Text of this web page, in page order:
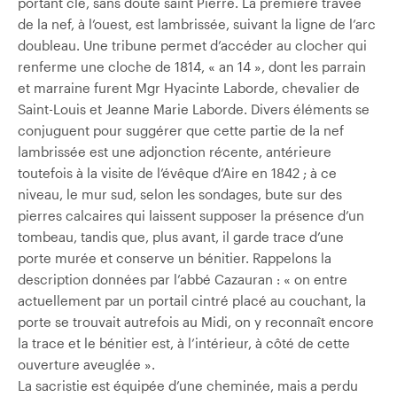
de la nef, à l’ouest, est lambrissée, suivant la ligne de l’arc
doubleau. Une tribune permet d’accéder au clocher qui
renferme une cloche de 1814, « an 14 », dont les parrain
et marraine furent Mgr Hyacinte Laborde, chevalier de
Saint-Louis et Jeanne Marie Laborde. Divers éléments se
conjuguent pour suggérer que cette partie de la nef
lambrissée est une adjonction récente, antérieure
toutefois à la visite de l’évêque d’Aire en 1842 ; à ce
niveau, le mur sud, selon les sondages, bute sur des
pierres calcaires qui laissent supposer la présence d’un
tombeau, tandis que, plus avant, il garde trace d’une
porte murée et conserve un bénitier. Rappelons la
description données par l’abbé Cazauran : « on entre
actuellement par un portail cintré placé au couchant, la
porte se trouvait autrefois au Midi, on y reconnaît encore
la trace et le bénitier est, à l’intérieur, à côté de cette
ouverture aveuglée ».
La sacristie est équipée d’une cheminée, mais a perdu